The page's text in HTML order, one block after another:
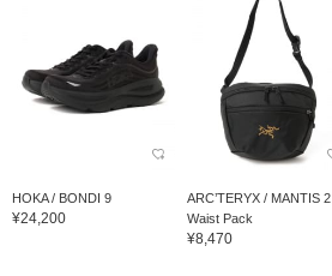
HOKA / BONDI 9
¥24,200
ARC’TERYX / MANTIS 2
Waist Pack
¥8,470